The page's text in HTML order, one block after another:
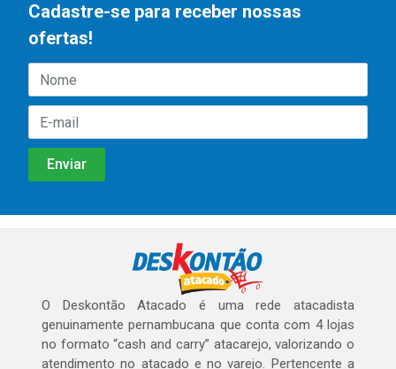
Cadastre-se para receber nossas
ofertas!
O Deskontão Atacado é uma rede atacadista
genuinamente pernambucana que conta com 4 lojas
no formato “cash and carry” atacarejo, valorizando o
atendimento no atacado e no varejo. Pertencente a